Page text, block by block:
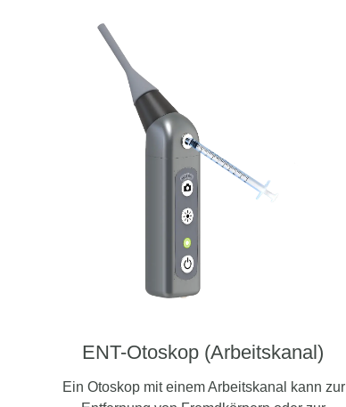
ENT-Otoskop (Arbeitskanal)
Ein Otoskop mit einem Arbeitskanal kann zur